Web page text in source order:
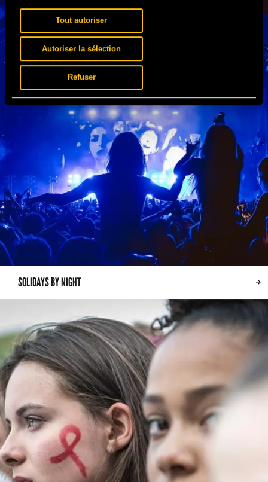
Tout autoriser
Autoriser la sélection
Refuser
SOLIDAYS BY NIGHT